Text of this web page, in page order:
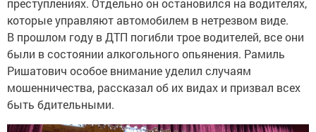
преступлениях. Отдельно он остановился на водителях,
которые управляют автомобилем в нетрезвом виде.
В прошлом году в ДТП погибли трое водителей, все они
были в состоянии алкогольного опьянения. Рамиль
Ришатович особое внимание уделил случаям
мошенничества, рассказал об их видах и призвал всех
быть бдительными.